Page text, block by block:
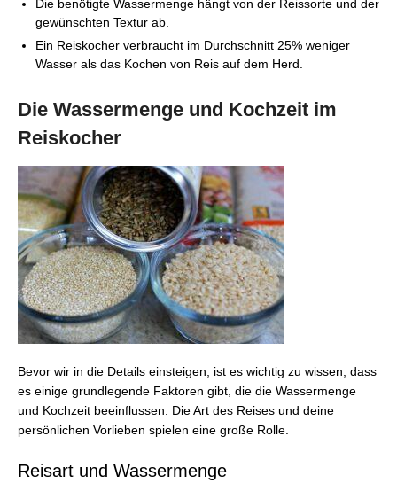
Die benötigte Wassermenge hängt von der Reissorte und der
gewünschten Textur ab.
Ein Reiskocher verbraucht im Durchschnitt 25% weniger
Wasser als das Kochen von Reis auf dem Herd.
Die Wassermenge und Kochzeit im
Reiskocher
Bevor wir in die Details einsteigen, ist es wichtig zu wissen, dass
es einige grundlegende Faktoren gibt, die die Wassermenge
und Kochzeit beeinflussen. Die Art des Reises und deine
persönlichen Vorlieben spielen eine große Rolle.
Reisart und Wassermenge